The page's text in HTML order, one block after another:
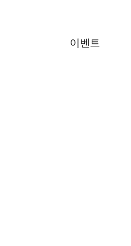
이벤트